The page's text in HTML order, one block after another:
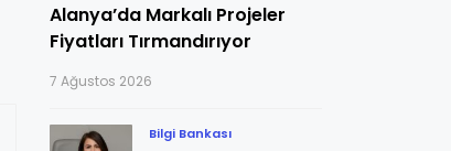
Alanya’da Markalı Projeler
Fiyatları Tırmandırıyor
7 Ağustos 2026
Bilgi Bankası